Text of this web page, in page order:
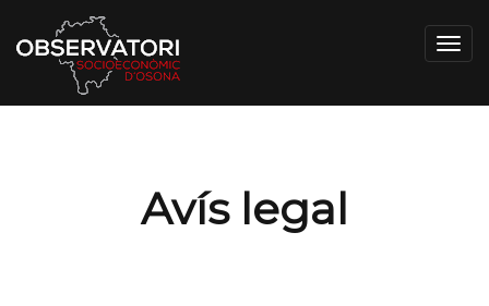
Avís legal